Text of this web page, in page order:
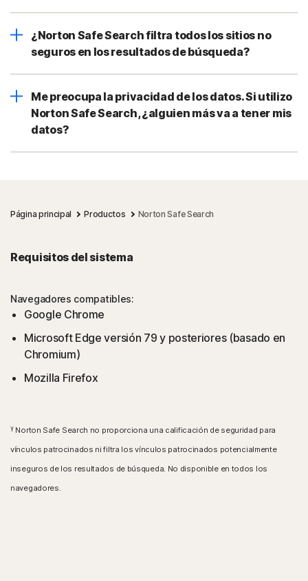
¿Norton Safe Search filtra todos los sitios no
seguros en los resultados de búsqueda?
Me preocupa la privacidad de los datos. Si utilizo
Norton Safe Search, ¿alguien más va a tener mis
datos?
Página principal Productos Norton Safe Search
Requisitos del sistema
Navegadores compatibles:
Google Chrome
Microsoft Edge versión 79 y posteriores (basado en
Chromium)
Mozilla Firefox
γNorton Safe Search no proporciona una calificación de seguridad para
vínculos patrocinados ni filtra los vínculos patrocinados potencialmente
inseguros de los resultados de búsqueda. No disponible en todos los
navegadores.